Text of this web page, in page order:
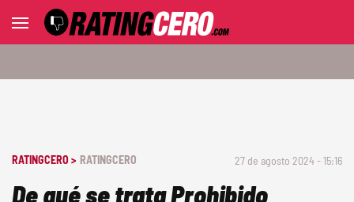
RATINGCERO > RATINGCERO 27 de agosto 2024 - 15:16
De qué se trata Prohibido